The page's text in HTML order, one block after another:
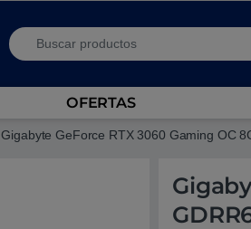
Search for:
OFERTAS
Gigabyte GeForce RTX 3060 Gaming OC